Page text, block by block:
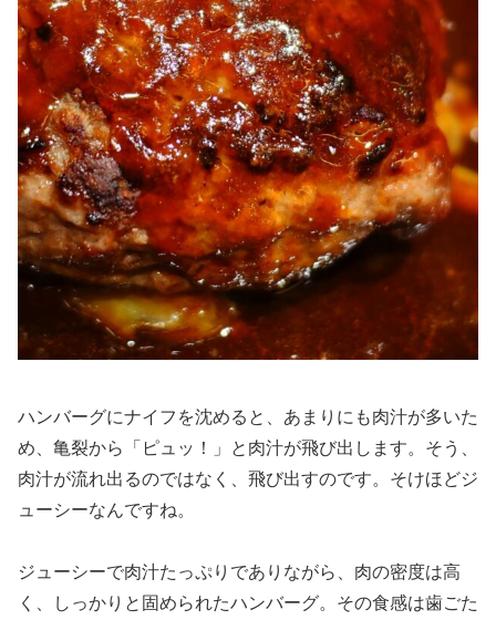
ハンバーグにナイフを沈めると、あまりにも肉汁が多いた
め、亀裂から「ピュッ！」と肉汁が飛び出します。そう、
肉汁が流れ出るのではなく、飛び出すのです。そけほどジ
ューシーなんですね。
ジューシーで肉汁たっぷりでありながら、肉の密度は高
く、しっかりと固められたハンバーグ。その食感は歯ごた